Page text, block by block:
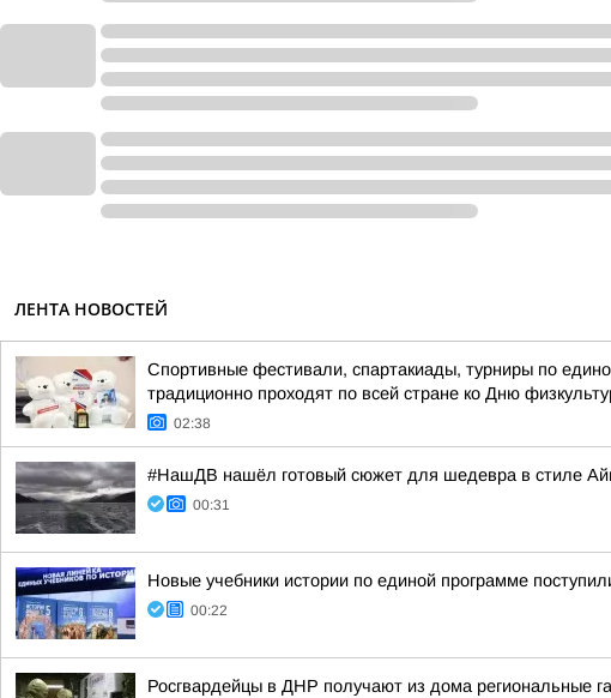
ЛЕНТА НОВОСТЕЙ
Спортивные фестивали, спартакиады, турниры по
традиционно проходят по всей стране ко Дню
02:38
#НашДВ нашёл готовый сюжет для шедевра в стиле
00:31
Новые учебники истории по единой программе
00:22
Росгвардейцы в ДНР получают из дома региональные